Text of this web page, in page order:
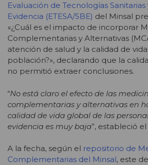
Evaluación de Tecnologías
Evidencia (ETESA/SBE) del Minsal
«¿Cuál es el impacto de incorporar
Complementarias y Alternativas
atención de salud y la calidad de
población?», declarando que la
no permitió extraer conclusiones.
“No está claro el efecto de las
complementarias y alternativas en
calidad de vida global de las
evidencia es muy baja”, estableció
A la fecha, según el repositorio de
Complementarias del Minsal, este